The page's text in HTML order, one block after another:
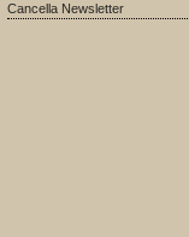
Cancella Newsletter